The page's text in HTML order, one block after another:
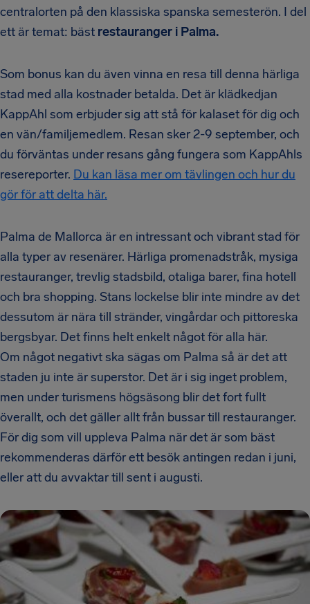
centralorten på den klassiska spanska semesterön. I del
ett är temat: bäst restauranger i Palma.
Som bonus kan du även vinna en resa till denna härliga
stad med alla kostnader betalda. Det är klädkedjan
KappAhl som erbjuder sig att stå för kalaset för dig och
en vän/familjemedlem. Resan sker 2-9 september, och
du förväntas under resans gång fungera som KappAhls
resereporter. Du kan läsa mer om tävlingen och hur du
gör för att delta här.
Palma de Mallorca är en intressant och vibrant stad för
alla typer av resenärer. Härliga promenadstråk, mysiga
restauranger, trevlig stadsbild, otaliga barer, fina hotell
och bra shopping. Stans lockelse blir inte mindre av det
dessutom är nära till stränder, vingårdar och pittoreska
bergsbyar. Det finns helt enkelt något för alla här.
Om något negativt ska sägas om Palma så är det att
staden ju inte är superstor. Det är i sig inget problem,
men under turismens högsäsong blir det fort fullt
överallt, och det gäller allt från bussar till restauranger.
För dig som vill uppleva Palma när det är som bäst
rekommenderas därför ett besök antingen redan i juni,
eller att du avvaktar till sent i augusti.